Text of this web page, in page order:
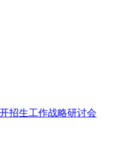
招生工作战略研讨会